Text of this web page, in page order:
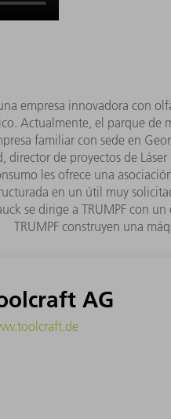
empresa innovadora con
Actualmente, el parque de
familiar con sede en
director de proyectos de
les ofrece una
en un útil muy
se dirige a TRUMPF con
TRUMPF construyen una
AG